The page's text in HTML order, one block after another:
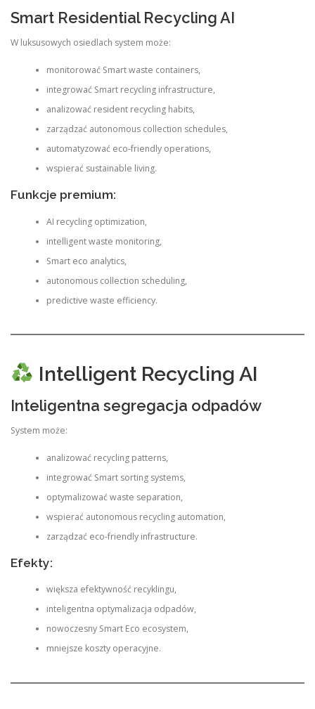
Smart Residential Recycling AI
W luksusowych osiedlach system może:
monitorować Smart waste containers,
integrować Smart recycling infrastructure,
analizować resident recycling habits,
zarządzać autonomous collection schedules,
automatyzować eco-friendly operations,
wspierać sustainable living.
Funkcje premium:
AI recycling optimization,
intelligent waste monitoring,
Smart eco analytics,
autonomous collection scheduling,
predictive waste efficiency.
Intelligent Recycling AI
Inteligentna segregacja odpadów
System może:
analizować recycling patterns,
integrować Smart sorting systems,
optymalizować waste separation,
wspierać autonomous recycling automation,
zarządzać eco-friendly infrastructure.
Efekty:
większa efektywność recyklingu,
inteligentna optymalizacja odpadów,
nowoczesny Smart Eco ecosystem,
mniejsze koszty operacyjne.